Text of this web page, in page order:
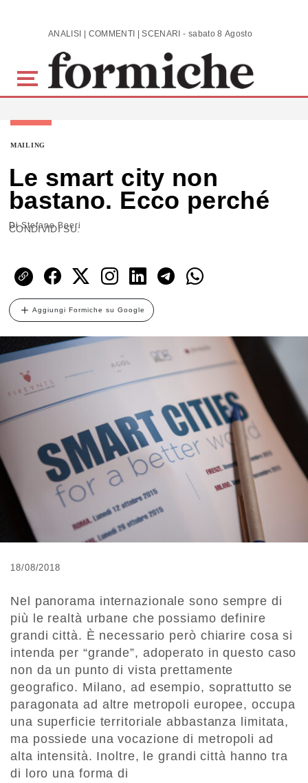
Skip to main content ANALISI | COMMENTI | SCENARI - sabato 8 Agosto 2026
MAILING
Le smart city non
bastano. Ecco perché
DiStefano Boeri
CONDIVIDI SU:
Aggiungi Formiche su Google
18/08/2018
Nel panorama internazionale sono sempre di
più le realtà urbane che possiamo definire
grandi città. È necessario però chiarire cosa si
intenda per “grande”, adoperato in questo caso
non da un punto di vista prettamente
geografico. Milano, ad esempio, soprattutto se
paragonata ad altre metropoli europee, occupa
una superficie territoriale abbastanza limitata,
ma possiede una vocazione di metropoli ad
alta intensità. Inoltre, le grandi città hanno tra
di loro una forma di